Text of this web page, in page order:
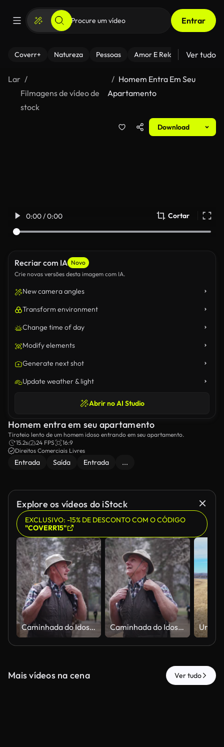
Entrar
Coverr+ Natureza Pessoas Amor E Relacionamentos
Ver tudo
Lar
Filmagens de vídeo de
stock
Homem Entra Em Seu
Apartamento
Download
0:00 / 0:00 Cortar
Recriar com IA Novo
Crie novas versões desta imagem com IA.
New camera angles
Transform environment
Change time of day
Modify elements
Generate next shot
Update weather & light
Abrir no AI Studio
Homem entra em seu apartamento
Tiroteio lento de um homem idoso entrando em seu apartamento.
15.2s
24 FPS
16:9
Direitos Comerciais Livres
Entrada Saída Entrada ...
Explore os vídeos do iStock
EXCLUSIVO: -15% DE DESCONTO COM O CÓDIGO
"COVERR15"
Caminhada do Idoso no Parque Nacional de Yosemite Caminhada do Idoso no Parque Nacional de Yosemite
Mais vídeos na cena Ver tudo